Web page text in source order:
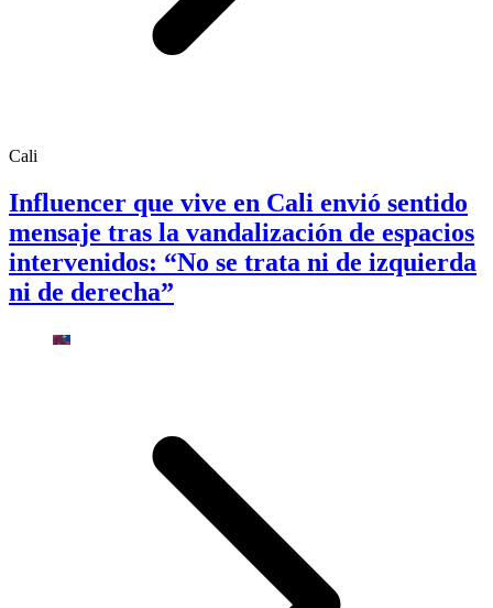
Cali
Influencer que vive en Cali envió sentido
mensaje tras la vandalización de espacios
intervenidos: “No se trata ni de izquierda
ni de derecha”